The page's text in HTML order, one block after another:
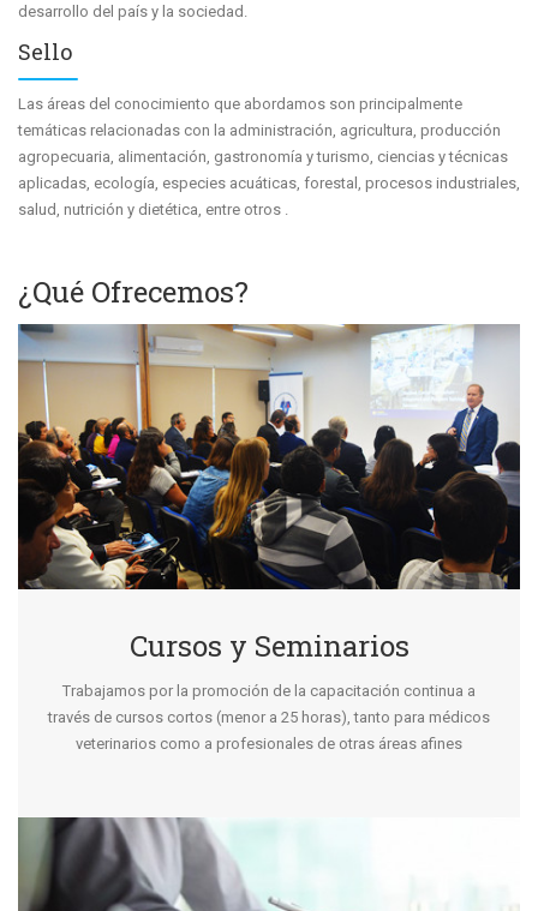
desarrollo del país y la sociedad.
Sello
Las áreas del conocimiento que abordamos son principalmente
temáticas relacionadas con la administración, agricultura, producción
agropecuaria, alimentación, gastronomía y turismo, ciencias y técnicas
aplicadas, ecología, especies acuáticas, forestal, procesos industriales,
salud, nutrición y dietética, entre otros .
¿Qué Ofrecemos?
Cursos y Seminarios
Trabajamos por la promoción de la capacitación continua a
través de cursos cortos (menor a 25 horas), tanto para médicos
veterinarios como a profesionales de otras áreas afines